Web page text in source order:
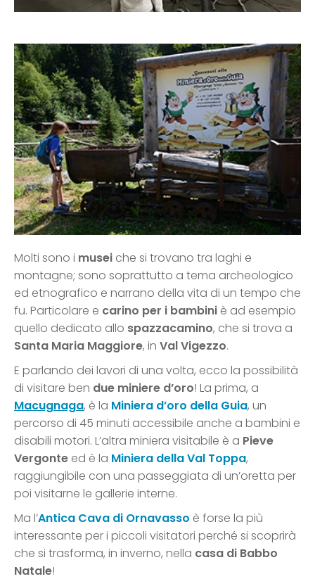
Molti sono i musei che si trovano tra laghi e
montagne; sono soprattutto a tema archeologico
ed etnografico e narrano della vita di un tempo che
fu. Particolare e carino per i bambini è ad esempio
quello dedicato allo spazzacamino, che si trova a
Santa Maria Maggiore, in Val Vigezzo.
E parlando dei lavori di una volta, ecco la possibilità
di visitare ben due miniere d’oro! La prima, a
Macugnaga, è la Miniera d’oro della Guia, un
percorso di 45 minuti accessibile anche a bambini e
disabili motori. L’altra miniera visitabile è a Pieve
Vergonte ed è la Miniera della Val Toppa,
raggiungibile con una passeggiata di un’oretta per
poi visitarne le gallerie interne.
Ma l’Antica Cava di Ornavasso è forse la più
interessante per i piccoli visitatori perché si scoprirà
che si trasforma, in inverno, nella casa di Babbo
Natale!